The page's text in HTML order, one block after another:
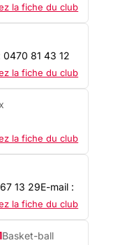
la fiche du club
0470 81 43 12
la fiche du club
la fiche du club
13 29E-mail :
la fiche du club
Basket-ball